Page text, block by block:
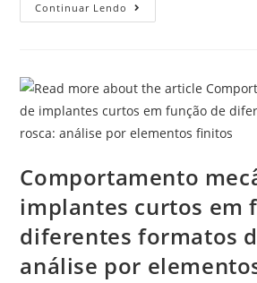
Continuar Lendo
Comportamento
implantes curtos em
diferentes formatos
análise por